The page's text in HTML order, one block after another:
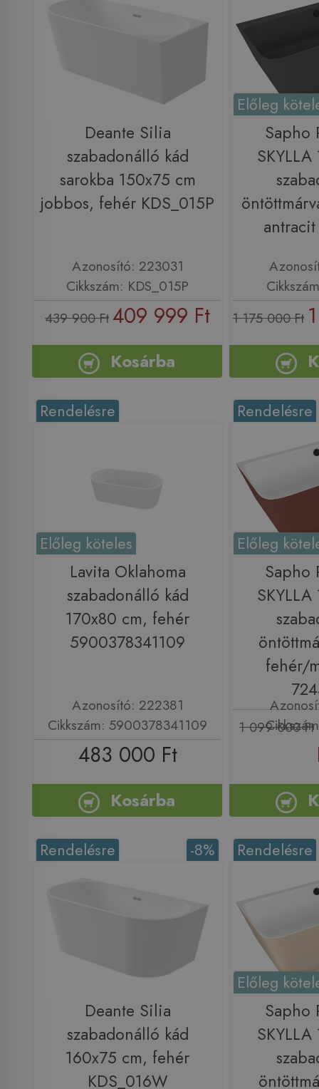
Deante Silia
szabadonálló kád
sarokba 150x75 cm
jobbos, fehér KDS_015P
Azonosító: 223031
Cikkszám: KDS_015P
439 900 Ft409 999 Ft
Kosárba
Előleg
Sapho
1 175 000 Ft
Rendelésre
Előleg köteles
Lavita Oklahoma
szabadonálló kád
170x80 cm, fehér
5900378341109
Azonosító: 222381
Cikkszám: 5900378341109
483 000 Ft
Kosárba
Rendelésre
Előleg
Sapho
fehér/
1 099 000 Ft
-8%
Rendelésre
Deante Silia
szabadonálló kád
160x75 cm, fehér
KDS_016W
Rendelésre
Előleg
Sapho